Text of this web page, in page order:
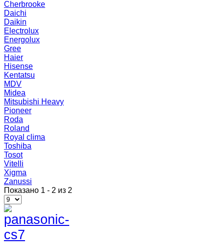
Cherbrooke
Daichi
Daikin
Electrolux
Energolux
Gree
Haier
Hisense
Kentatsu
MDV
Midea
Mitsubishi Heavy
Pioneer
Roda
Roland
Royal clima
Toshiba
Tosot
Vitelli
Xigma
Zanussi
Показано 1 - 2 из 2